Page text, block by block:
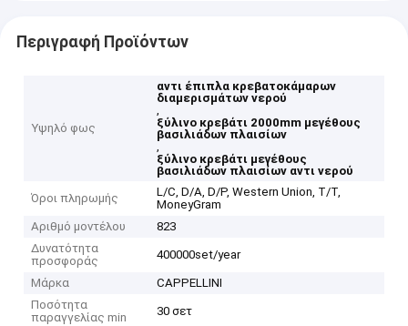
Περιγραφή Προϊόντων
Υψηλό φως
αντι έπιπλα κρεβατοκάμαρων
διαμερισμάτων νερού
,
ξύλινο κρεβάτι 2000mm μεγέθους
βασιλιάδων πλαισίων
,
ξύλινο κρεβάτι μεγέθους
βασιλιάδων πλαισίων αντι νερού
Όροι πληρωμής
L/C, D/A, D/P, Western Union, T/T,
MoneyGram
Αριθμό μοντέλου
823
Δυνατότητα
προσφοράς
400000set/year
Μάρκα
CAPPELLINI
Ποσότητα
παραγγελίας min
30 σετ